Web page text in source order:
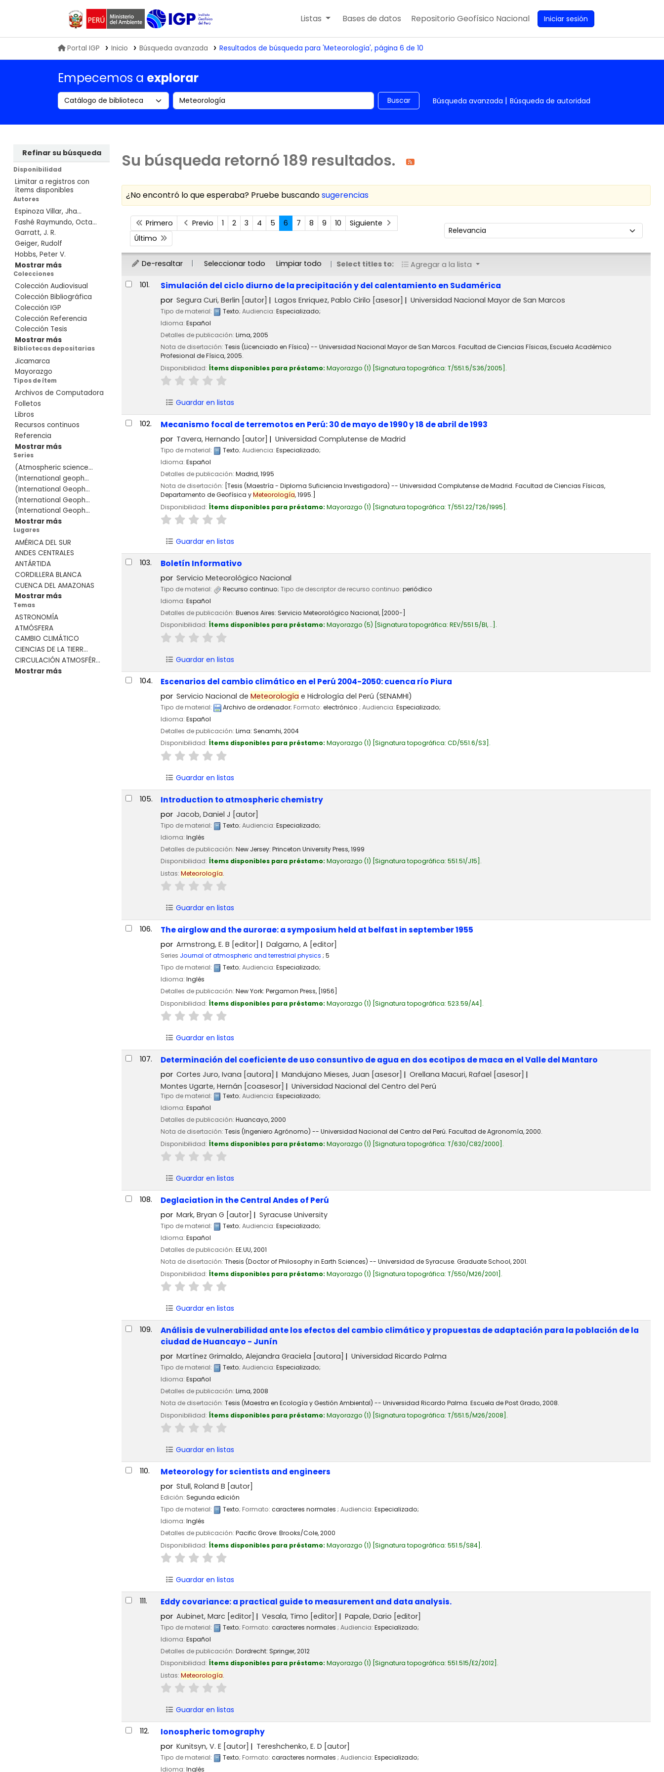
Biblioteca IGP
Listas Bases de datos Repositorio Geofísico Nacional Iniciar sesión
Portal IGP Inicio Búsqueda avanzada Resultados de búsqueda para 'Meteorología', página 6 de 10
Empecemos a explorar
Search the catalog by: Buscar en el catálogo por palabra clave Buscar Búsqueda avanzada Búsqueda de autoridad
Refinar su búsqueda
Disponibilidad
Limitar a registros con
ítems disponibles
Autores
Espinoza Villar, Jha...
Fashé Raymundo, Octa...
Garratt, J. R.
Geiger, Rudolf
Hobbs, Peter V.
Mostrar más
Colecciones
Colección Audiovisual
Colección Bibliográfica
Colección IGP
Colección Referencia
Colección Tesis
Mostrar más
Bibliotecas depositarias
Jicamarca
Mayorazgo
Tipos de ítem
Archivos de Computadora
Folletos
Libros
Recursos continuos
Referencia
Mostrar más
Series
(Atmospheric science...
(International geoph...
(International Geoph...
(International Geoph...
(International Geoph...
Mostrar más
Lugares
AMÉRICA DEL SUR
ANDES CENTRALES
ANTÁRTIDA
CORDILLERA BLANCA
CUENCA DEL AMAZONAS
Mostrar más
Temas
ASTRONOMÍA
ATMÓSFERA
CAMBIO CLIMÁTICO
CIENCIAS DE LA TIERR...
CIRCULACIÓN ATMOSFÉR...
Mostrar más
Su búsqueda retornó 189 resultados.
¿No encontró lo que esperaba? Pruebe buscandosugerencias
Ordenar
Primero Previo 1 2 3 4 5 6 7 8 9 10
Siguiente
Último
Ordenar por:
De-resaltar Seleccionar todo Limpiar todo Select titles to: Agregar a la lista
Resultados
101. Simulación del ciclo diurno de la precipitación y del calentamiento en Sudamérica
por Segura Curi, Berlin [autor] Lagos Enriquez, Pablo Cirilo [asesor] Universidad Nacional Mayor de San Marcos
Tipo de material: Texto; Audiencia: Especializado;
Idioma: Español
Detalles de publicación: Lima,2005
Nota de disertación: Tesis (Licenciado en Física) -- Universidad Nacional Mayor de San Marcos. Facultad de Ciencias Físicas, Escuela Académico
Profesional de Física, 2005.
Disponibilidad: Ítems disponibles para préstamo: Mayorazgo (1) Signatura topográfica: T/551.5/S36/2005 .
Guardar en listas
102. Mecanismo focal de terremotos en Perú: 30 de mayo de 1990 y 18 de abril de 1993
por Tavera, Hernando [autor] Universidad Complutense de Madrid
Tipo de material: Texto; Audiencia: Especializado;
Idioma: Español
Detalles de publicación: Madrid,1995
Nota de disertación: [Tesis (Maestría - Diploma Suficiencia Investigadora) -- Universidad Complutense de Madrid. Facultad de Ciencias Físicas,
Departamento de Geofísica yMeteorología, 1995.]
Disponibilidad: Ítems disponibles para préstamo: Mayorazgo (1) Signatura topográfica: T/551.22/T26/1995 .
Guardar en listas
103. Boletín Informativo
por Servicio Meteorológico Nacional
Tipo de material: Recurso continuo; Tipo de descriptor de recurso continuo: periódico
Idioma: Español
Detalles de publicación: Buenos Aires: Servicio Meteorológico Nacional, [2000-]
Disponibilidad: Ítems disponibles para préstamo: Mayorazgo (5) Signatura topográfica: REV/551.5/BI, .. .
Guardar en listas
104. Escenarios del cambio climático en el Perú 2004-2050: cuenca río Piura
por Servicio Nacional deMeteorología e Hidrología del Perú (SENAMHI)
Tipo de material: Archivo de ordenador; Formato: electrónico ; Audiencia: Especializado;
Idioma: Español
Detalles de publicación: Lima: Senamhi,2004
Disponibilidad: Ítems disponibles para préstamo: Mayorazgo (1) Signatura topográfica: CD/551.6/S3 .
Guardar en listas
105. Introduction to atmospheric chemistry
por Jacob, Daniel J [autor]
Tipo de material: Texto; Audiencia: Especializado;
Idioma: Inglés
Detalles de publicación: New Jersey: Princeton University Press,1999
Disponibilidad: Ítems disponibles para préstamo: Mayorazgo (1) Signatura topográfica: 551.51/J15 .
Listas: Meteorología.
Guardar en listas
106. The airglow and the aurorae: a symposium held at belfast in september 1955
por Armstrong, E. B [editor] Dalgarno, A [editor]
Series Journal of atmospheric and terrestrial physics ; 5
Tipo de material:
Texto; Audiencia: Especializado;
Idioma: Inglés
Detalles de publicación: New York: Pergamon Press, [1956]
Disponibilidad: Ítems disponibles para préstamo: Mayorazgo (1) Signatura topográfica: 523.59/A4 .
Guardar en listas
107. Determinación del coeficiente de uso consuntivo de agua en dos ecotipos de maca en el Valle del Mantaro
por Cortes Juro, Ivana [autora] Mandujano Mieses, Juan [asesor] Orellana Macuri, Rafael [asesor]
Montes Ugarte, Hernán [coasesor] Universidad Nacional del Centro del Perú
Tipo de material: Texto; Audiencia: Especializado;
Idioma: Español
Detalles de publicación: Huancayo,2000
Nota de disertación: Tesis (Ingeniero Agrónomo) -- Universidad Nacional del Centro del Perú. Facultad de Agronomía, 2000.
Disponibilidad: Ítems disponibles para préstamo: Mayorazgo (1) Signatura topográfica: T/630/C82/2000 .
Guardar en listas
108. Deglaciation in the Central Andes of Perú
por Mark, Bryan G [autor] Syracuse University
Tipo de material: Texto; Audiencia: Especializado;
Idioma: Español
Detalles de publicación: EE.UU,2001
Nota de disertación: Thesis (Doctor of Philosophy in Earth Sciences) -- Universidad de Syracuse. Graduate School, 2001.
Disponibilidad: Ítems disponibles para préstamo: Mayorazgo (1) Signatura topográfica: T/550/M26/2001 .
Guardar en listas
109.
Análisis de vulnerabilidad ante los efectos del cambio climático y propuestas de adaptación para la población de la
ciudad de Huancayo - Junín
por Martínez Grimaldo, Alejandra Graciela [autora] Universidad Ricardo Palma
Tipo de material: Texto; Audiencia: Especializado;
Idioma: Español
Detalles de publicación: Lima,2008
Nota de disertación: Tesis (Maestra en Ecología y Gestión Ambiental) -- Universidad Ricardo Palma. Escuela de Post Grado, 2008.
Disponibilidad: Ítems disponibles para préstamo: Mayorazgo (1) Signatura topográfica: T/551.5/M26/2008 .
Guardar en listas
110. Meteorology for scientists and engineers
por Stull, Roland B [autor]
Edición: Segunda edición
Tipo de material:
Texto; Formato: caracteres normales ; Audiencia: Especializado;
Idioma: Inglés
Detalles de publicación: Pacific Grove: Brooks/Cole,2000
Disponibilidad: Ítems disponibles para préstamo: Mayorazgo (1) Signatura topográfica: 551.5/S84 .
Guardar en listas
111. Eddy covariance: a practical guide to measurement and data analysis.
por Aubinet, Marc [editor] Vesala, Timo [editor] Papale, Dario [editor]
Tipo de material: Texto; Formato: caracteres normales ; Audiencia: Especializado;
Idioma: Español
Detalles de publicación: Dordrecht: Springer,2012
Disponibilidad: Ítems disponibles para préstamo: Mayorazgo (1) Signatura topográfica: 551.515/E2/2012 .
Listas: Meteorología.
Guardar en listas
112. Ionospheric tomography
por Kunitsyn, V. E [autor] Tereshchenko, E. D [autor]
Tipo de material: Texto; Formato: caracteres normales ; Audiencia: Especializado;
Idioma: Inglés